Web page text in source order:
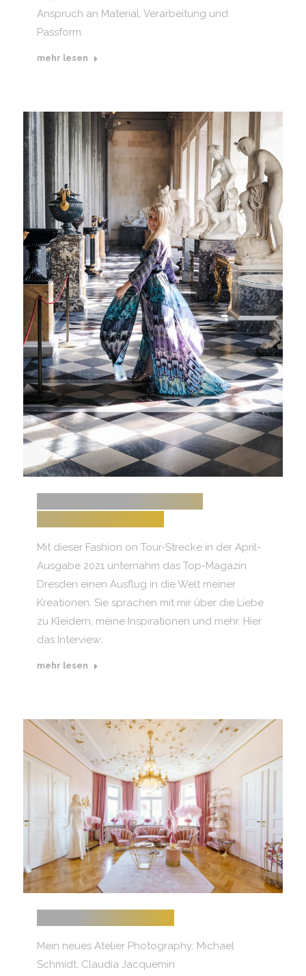
Anspruch an Material, Verarbeitung und
Passform.
mehr lesen
Mit dieser Fashion on Tour-Strecke in der April-
Ausgabe 2021 unternahm das Top-Magazin
Dresden einen Ausflug in die Welt meiner
Kreationen. Sie sprachen mit mir über die Liebe
zu Kleidern, meine Inspirationen und mehr. Hier
das Interview:
mehr lesen
Mein neues Atelier Photography: Michael
Schmidt, Claudia Jacquemin